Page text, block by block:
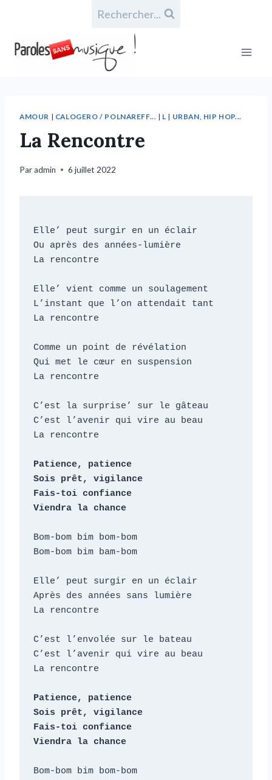
Rechercher...
AMOUR | CALOGERO / POLNAREFF... | L | URBAN, HIP HOP...
La Rencontre
Paradmin 6 juillet 2022
Elle’ peut surgir en un éclair
Ou après des années-lumière
La rencontre
Elle’ vient comme un soulagement
L’instant que l’on attendait tant
La rencontre
Comme un point de révélation
Qui met le cœur en suspension
La rencontre
C’est la surprise’ sur le gâteau
C’est l’avenir qui vire au beau
La rencontre
Patience, patience
Sois prêt, vigilance
Fais-toi confiance
Viendra la chance
Bom-bom bim bom-bom
Bom-bom bim bam-bom
Elle’ peut surgir en un éclair
Après des années sans lumière
La rencontre
C’est l’envolée sur le bateau
C’est l’avenir qui vire au beau
La rencontre
Patience, patience
Sois prêt, vigilance
Fais-toi confiance
Viendra la chance
Bom-bom bim bom-bom